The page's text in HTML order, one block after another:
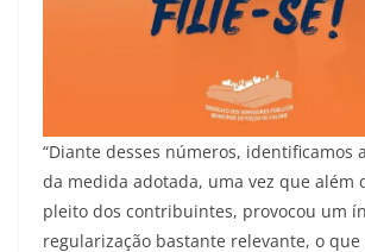
“Diante desses números, identificamos
da medida adotada, uma vez que além
pleito dos contribuintes, provocou um
regularização bastante relevante, o